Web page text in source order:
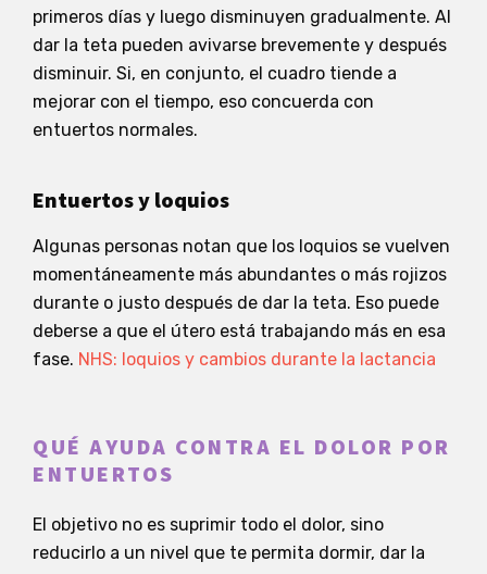
primeros días y luego disminuyen gradualmente. Al
dar la teta pueden avivarse brevemente y después
disminuir. Si, en conjunto, el cuadro tiende a
mejorar con el tiempo, eso concuerda con
entuertos normales.
Entuertos y loquios
Algunas personas notan que los loquios se vuelven
momentáneamente más abundantes o más rojizos
durante o justo después de dar la teta. Eso puede
deberse a que el útero está trabajando más en esa
fase. NHS: loquios y cambios durante la lactancia
QUÉ AYUDA CONTRA EL DOLOR POR
ENTUERTOS
El objetivo no es suprimir todo el dolor, sino
reducirlo a un nivel que te permita dormir, dar la